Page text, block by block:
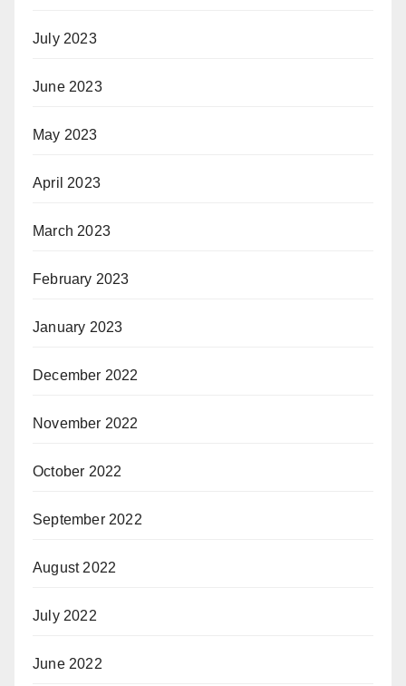
July 2023
June 2023
May 2023
April 2023
March 2023
February 2023
January 2023
December 2022
November 2022
October 2022
September 2022
August 2022
July 2022
June 2022